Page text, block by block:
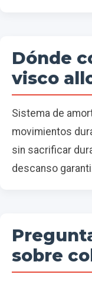
Dónde
visco
Sistema de
movimientos
sin sacrificar
descanso
sobre